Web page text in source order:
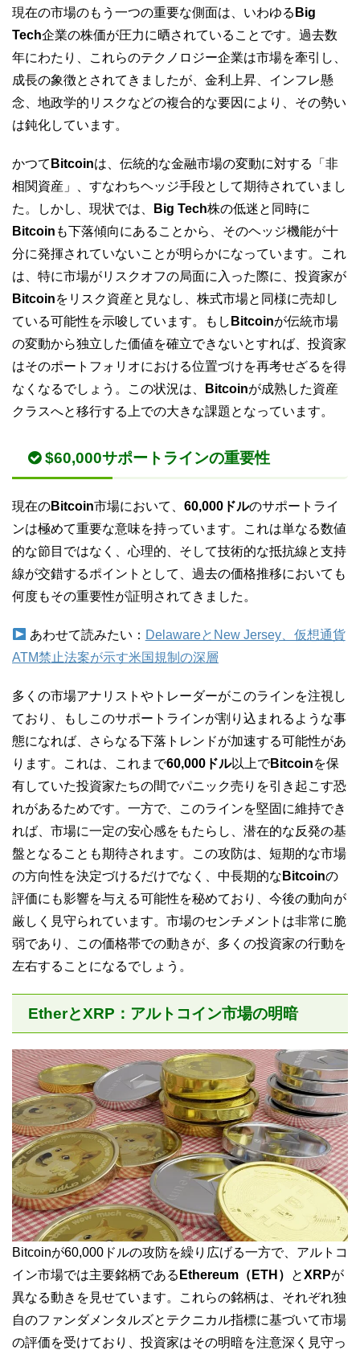
現在の市場のもう一つの重要な側面は、いわゆる Big
Tech企業の株価が圧力に晒されていることです。過去数
年にわたり、これらのテクノロジー企業は市場を牽引し、
成長の象徴とされてきましたが、金利上昇、インフレ懸
念、地政学的リスクなどの複合的な要因により、その勢い
は鈍化しています。
かつて Bitcoinは、伝統的な金融市場の変動に対する「非
相関資産」、すなわちヘッジ手段として期待されていまし
た。しかし、現状では、
Big Tech株の低迷と同時に
Bitcoin も下落傾向にあることから、そのヘッジ機能が十
分に発揮されていないことが明らかになっています。これ
は、特に市場がリスクオフの局面に入った際に、投資家が
Bitcoinをリスク資産と見なし、株式市場と同様に売却し
ている可能性を示唆しています。もし Bitcoinが伝統市場
の変動から独立した価値を確立できないとすれば、投資家
はそのポートフォリオにおける位置づけを再考せざるを得
なくなるでしょう。この状況は、
Bitcoinが成熟した資産
クラスへと移行する上での大きな課題となっています。
$60,000サポートラインの重要性
現在のBitcoin市場において、 60,000ドルのサポートライ
ンは極めて重要な意味を持っています。これは単なる数値
的な節目ではなく、心理的、そして技術的な抵抗線と支持
線が交錯するポイントとして、過去の価格推移においても
何度もその重要性が証明されてきました。
あわせて読みたい： DelawareとNew Jersey、仮想通貨
ATM禁止法案が示す米国規制の深層
多くの市場アナリストやトレーダーがこのラインを注視し
ており、もしこのサポートラインが割り込まれるような事
態になれば、さらなる下落トレンドが加速する可能性があ
ります。これは、これまで60,000ドル以上でBitcoinを保
有していた投資家たちの間でパニック売りを引き起こす恐
れがあるためです。一方で、このラインを堅固に維持でき
れば、市場に一定の安心感をもたらし、潜在的な反発の基
盤となることも期待されます。この攻防は、短期的な市場
の方向性を決定づけるだけでなく、中長期的な Bitcoinの
評価にも影響を与える可能性を秘めており、今後の動向が
厳しく見守られています。市場のセンチメントは非常に脆
弱であり、この価格帯での動きが、多くの投資家の行動を
左右することになるでしょう。
EtherとXRP：アルトコイン市場の明暗
Bitcoinが60,000ドルの攻防を繰り広げる一方で、アルトコ
イン市場では主要銘柄である Ethereum（ETH） とXRPが
異なる動きを見せています。これらの銘柄は、それぞれ独
自のファンダメンタルズとテクニカル指標に基づいて市場
の評価を受けており、投資家はその明暗を注意深く見守っ